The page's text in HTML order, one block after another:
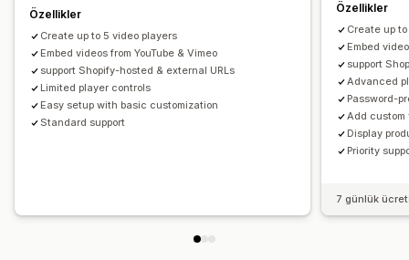
Özellikler
Create up to 5 video players
Embed videos from YouTube & Vimeo
support Shopify-hosted & external URLs
Limited player controls
Easy setup with basic customization
Standard support
Özellikler
Create up
Embed
support
Advanced
Password-
Add custom
Display
Priority
7 günlük